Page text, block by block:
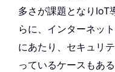
多さが課題となりIoT
らに、インターネッ
にあたり、セキュリ
っているケースもある